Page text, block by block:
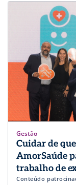
Gestão
Cuidar de
AmorSaúde
trabalho de
Conteúdo